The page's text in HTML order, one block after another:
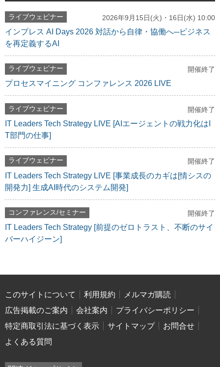
ライブウェビナー 2026年9月15日(火)・16日(水) 10:00
インプレス AI Days 2026 対話から自律・協働へ─ビジネス
を再定義するAI
ライブウェビナー 開催終了
プロセスマイニング コンファレンス 2026 LIVE
ライブウェビナー 開催終了
IT Leaders Tech Strategy LIVE [AIエージェントの戦力化はI
T部門の仕事]
ライブウェビナー 開催終了
IT Leaders Tech Strategy LIVE [事業成長のカギは[情シスの
開発力] 生成AI時代のシステム開発]
コンファレンス/セミナー 開催終了
IT Leaders Tech Strategy [前提のゼロトラスト、不断のサイ
バーハイジーン]
このサイトについて 利用規約
メルマガ購読
広告掲載のご案内
会社案内
プライバシーポリシー
特定商取引法に基づく表示
サイトマップ
お問合せ
よくある質問